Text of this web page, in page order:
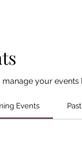
manage your events
Events